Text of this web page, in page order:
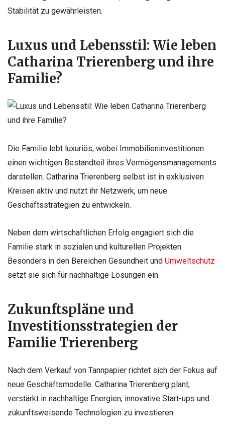
Stabilität zu gewährleisten.
Luxus und Lebensstil: Wie leben
Catharina Trierenberg und ihre
Familie?
Die Familie lebt luxuriös, wobei Immobilieninvestitionen
einen wichtigen Bestandteil ihres Vermögensmanagements
darstellen. Catharina Trierenberg selbst ist in exklusiven
Kreisen aktiv und nutzt ihr Netzwerk, um neue
Geschäftsstrategien zu entwickeln.
Neben dem wirtschaftlichen Erfolg engagiert sich die
Familie stark in sozialen und kulturellen Projekten.
Besonders in den Bereichen Gesundheit und Umweltschutz
setzt sie sich für nachhaltige Lösungen ein.
Zukunftspläne und
Investitionsstrategien der
Familie Trierenberg
Nach dem Verkauf von Tannpapier richtet sich der Fokus auf
neue Geschäftsmodelle. Catharina Trierenberg plant,
verstärkt in nachhaltige Energien, innovative Start-ups und
zukunftsweisende Technologien zu investieren.